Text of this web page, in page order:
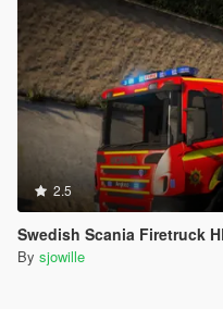
2.5
Swedish Scania Firetruck
By sjowille